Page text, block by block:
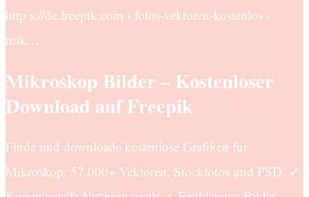
http s://de.freepik.com › fotos-vektoren-kostenlos ›
mik…
Mikroskop Bilder – Kostenloser
Download auf Freepik
Finde und downloade kostenlose Grafiken für
Mikroskop. 57.000+ Vektoren, Stockfotos und PSD. ✓